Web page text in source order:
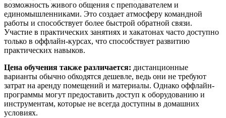
возможность живого общения с преподавателем и
единомышленниками. Это создает атмосферу командной
работы и способствует более быстрой обратной связи.
Участие в практических занятиях и хакатонах часто доступно
только в оффлайн-курсах, что способствует развитию
практических навыков.
Цена обучения также различается: дистанционные
варианты обычно обходятся дешевле, ведь они не требуют
затрат на аренду помещений и материалы. Однако оффлайн-
программы могут предоставить доступ к оборудованию и
инструментам, которые не всегда доступны в домашних
условиях.